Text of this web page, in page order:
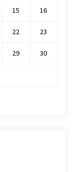
15 16
22 23
29 30